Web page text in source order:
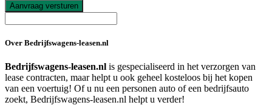
Aanvraag versturen
Over Bedrijfswagens-leasen.nl
Bedrijfswagens-leasen.nl is gespecialiseerd in het verzorgen van
lease contracten, maar helpt u ook geheel kosteloos bij het kopen
van een voertuig! Of u nu een personen auto of een bedrijfsauto
zoekt, Bedrijfswagens-leasen.nl helpt u verder!